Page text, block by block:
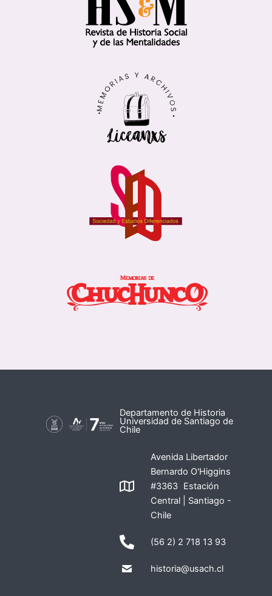
Departamento de Historia
Universidad de Santiago de
Chile
Avenida Libertador
Bernardo O'Higgins
#3363 Estación
Central | Santiago -
Chile
(56 2) 2 718 13 93
historia@usach.cl